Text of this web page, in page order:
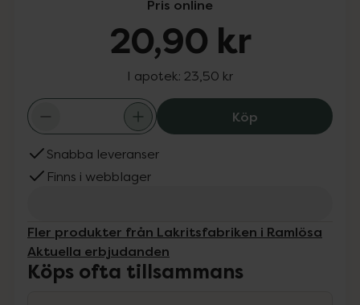
Pris online
20,90 kr
I apotek: 23,50 kr
KöpLakritsfabriken
Snabba leveranser
Finns i webblager
Fler produkter från Lakritsfabriken i Ramlösa
Aktuella erbjudanden
Köps ofta tillsammans